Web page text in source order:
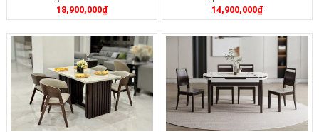
18,900,000₫ 14,900,000₫